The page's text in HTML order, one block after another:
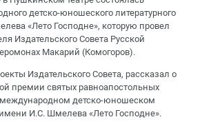
детско-юношеского литературного
«Лето Господне», которую провел
Издательского Совета Русской
Макарий (Комогоров).
Издательского Совета, рассказал о
премии святых равноапостольных
детско-юношеском
И.С. Шмелева «Лето Господне».